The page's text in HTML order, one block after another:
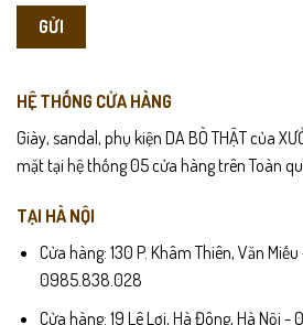
HỆ THỐNG CỬA HÀNG
Giày, sandal, phụ kiện DA BÒ THẬT của
mặt tại hệ thống 05 cửa hàng trên Toàn
TẠI HÀ NỘI
Cửa hàng: 130 P. Khâm Thiên, Văn
0985.838.028
Cửa hàng: 19 Lê Lợi, Hà Đông, Hà Nội -